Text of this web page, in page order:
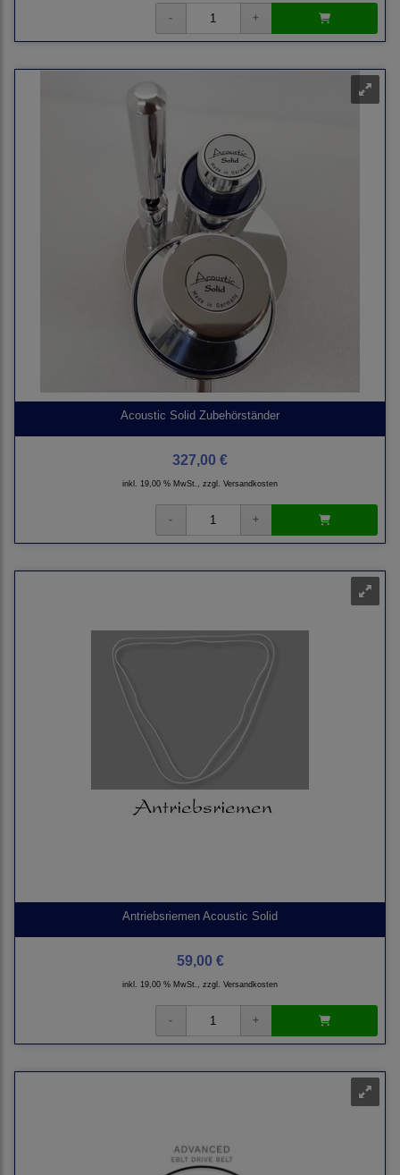
Acoustic Solid Zubehörständer
327,00 €
inkl. 19,00 % MwSt., zzgl. Versandkosten
Antriebsriemen Acoustic Solid
59,00 €
inkl. 19,00 % MwSt., zzgl. Versandkosten